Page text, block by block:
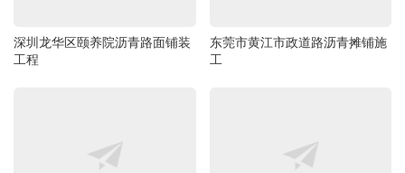
深圳龙华区颐养院沥青路面铺装
工程
东莞市黄江市政道路沥青摊铺施
工